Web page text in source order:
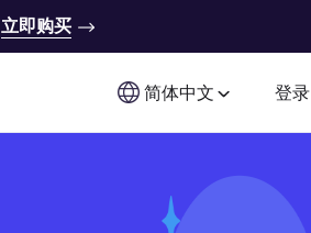
立即购买
简体中文 登录